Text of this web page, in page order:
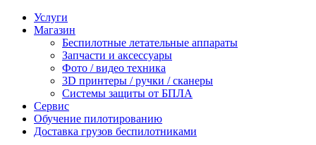
Услуги
Магазин
Беспилотные летательные аппараты
Запчасти и аксессуары
Фото / видео техника
3D принтеры / ручки / сканеры
Системы защиты от БПЛА
Сервис
Обучение пилотированию
Доставка грузов беспилотниками